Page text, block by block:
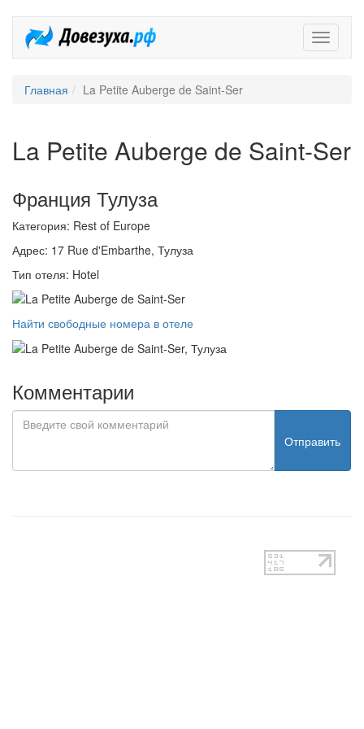
Главная La Petite Auberge de Saint-Ser
La Petite Auberge de Saint-Ser
Франция Тулуза
Категория: Rest of Europe
Адрес: 17 Rue d'Embarthe, Тулуза
Тип отеля: Hotel
Найти свободные номера в отеле
Комментарии
Отправить